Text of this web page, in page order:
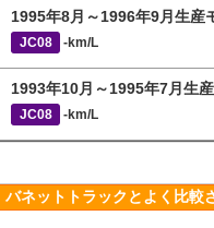
1995年8月～1996年9月生産
JC08 -km/L
1993年10月～1995年7月生
JC08 -km/L
バネットトラックとよく比較